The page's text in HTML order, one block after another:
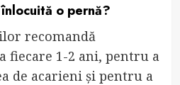
o pernă?
recomandă
fiecare 1-2 ani, pentru a
de acarieni și pentru a